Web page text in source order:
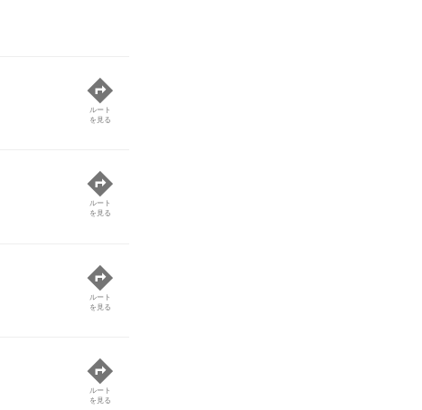
ルート
を見る
ルート
を見る
ルート
を見る
ルート
を見る